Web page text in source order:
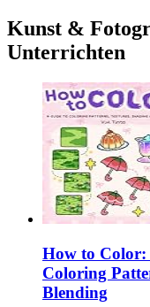
Kunst &
Unterrichten
How to Color:
Coloring
Blending